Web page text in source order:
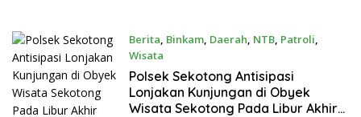
Berita, Binkam, Daerah, NTB, Patroli,
Wisata
Mei 30, 2022
Polsek Sekotong Antisipasi
Lonjakan Kunjungan di Obyek
Wisata Sekotong Pada Libur Akhir